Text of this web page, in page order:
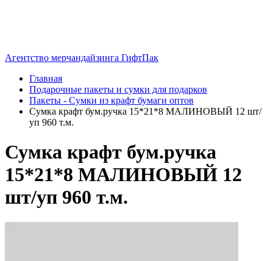
Агентство мерчандайзинга ГифтПак
Главная
Подарочные пакеты и сумки для подарков
Пакеты - Сумки из крафт бумаги оптов
Сумка крафт бум.ручка 15*21*8 МАЛИНОВЫЙ 12 шт/
уп 960 т.м.
Сумка крафт бум.ручка
15*21*8 МАЛИНОВЫЙ 12
шт/уп 960 т.м.